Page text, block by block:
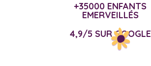
+35000 ENFANTS
EMERVEILLÉS
4,9/5 SUR GOOGLE